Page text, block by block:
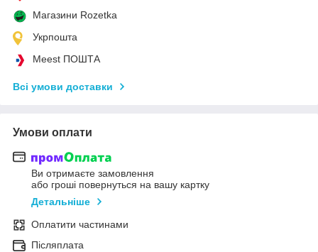
Магазини Rozetka
Укрпошта
Meest ПОШТА
Всі умови доставки
Умови оплати
Ви отримаєте замовлення
або гроші повернуться на вашу картку
Детальніше
Оплатити частинами
Післяплата